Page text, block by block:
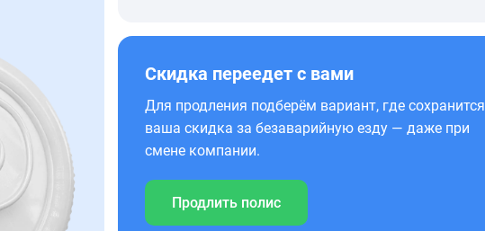
Скидка переедет с вами
Для продления подберём вариант, где сохранится
ваша скидка за безаварийную езду — даже при
смене компании.
Продлить полис